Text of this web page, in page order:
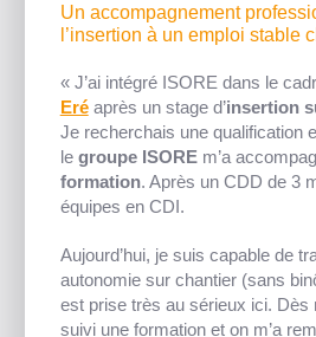
Un accompagnement
l’insertion à un emploi stable
« J’ai intégré ISORE dans le
Eréaprès un stage d’insertion
Je recherchais une qualification
le groupe ISOREm’a
formation. Après un CDD de 3
équipes en CDI.
Aujourd’hui, je suis capable de
autonomie sur chantier (sans
est prise très au sérieux ici. Dès
suivi une formation et on m’a